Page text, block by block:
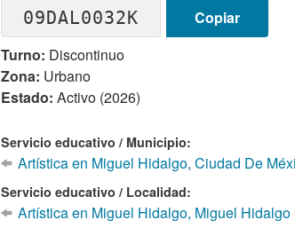
09DAL0032K
Copiar
Turno: Discontinuo
Zona: Urbano
Estado: Activo (2026)
Servicio educativo / Municipio:
Artística en Miguel Hidalgo, Ciudad De
Servicio educativo / Localidad:
Artística en Miguel Hidalgo, Miguel Hidalgo